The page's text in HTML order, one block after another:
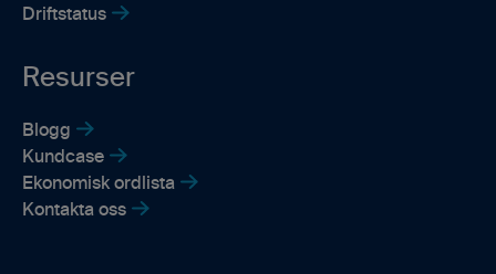
Driftstatus
Resurser
Blogg
Kundcase
Ekonomisk ordlista
Kontakta oss